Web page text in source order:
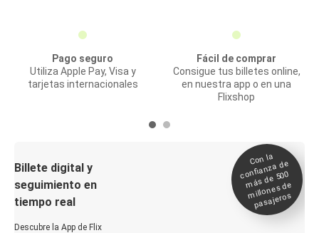
Pago seguro
Utiliza Apple Pay, Visa y
tarjetas internacionales
Fácil de comprar
Consigue tus billetes online,
en nuestra app o en una
Flixshop
Billete digital y
seguimiento en
tiempo real
Descubre la App de Flix
Con la
confianza de
más de 500
millones de
pasajeros